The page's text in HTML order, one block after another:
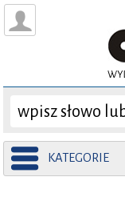
KATEGORIE